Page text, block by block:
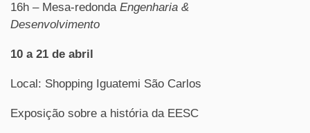
16h – Mesa-redonda Engenharia &
Desenvolvimento
10 a 21 de abril
Local: Shopping Iguatemi São Carlos
Exposição sobre a história da EESC